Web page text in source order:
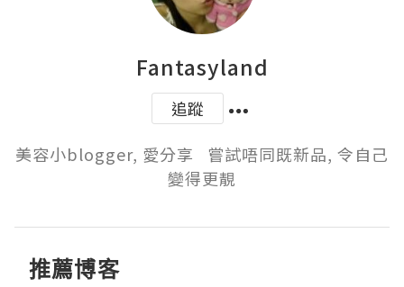
Fantasyland
追蹤
美容小blogger, 愛分享   嘗試唔同既新品, 令自己
變得更靚
推薦博客